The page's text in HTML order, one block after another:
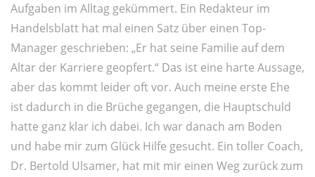
Aufgaben im Alltag gekümmert. Ein Redakteur im
Handelsblatt hat mal einen Satz über einen Top-
Manager geschrieben: „Er hat seine Familie auf dem
Altar der Karriere geopfert.“ Das ist eine harte Aussage,
aber das kommt leider oft vor. Auch meine erste Ehe
ist dadurch in die Brüche gegangen, die Hauptschuld
hatte ganz klar ich dabei. Ich war danach am Boden
und habe mir zum Glück Hilfe gesucht. Ein toller Coach,
Dr. Bertold Ulsamer, hat mit mir einen Weg zurück zum